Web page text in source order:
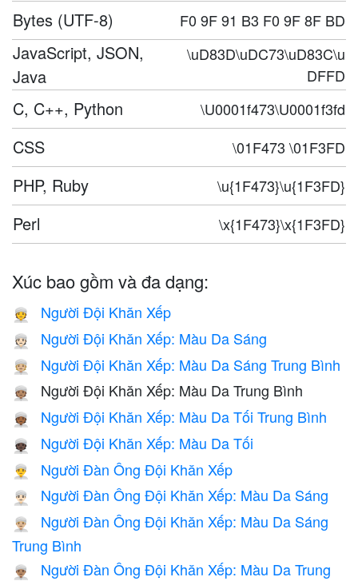
Bytes (UTF-8) F0 9F 91 B3 F0 9F 8F BD
JavaScript, JSON,
Java
\uD83D\uDC73\uD83C\u
DFFD
C, C++, Python \U0001f473\U0001f3fd
CSS \01F473 \01F3FD
PHP, Ruby \u{1F473}\u{1F3FD}
Perl \x{1F473}\x{1F3FD}
Xúc bao gồm và đa dạng:
👳 Người Đội Khăn Xếp
👳🏻 Người Đội Khăn Xếp: Màu Da Sáng
👳🏼 Người Đội Khăn Xếp: Màu Da Sáng Trung Bình
👳🏽 Người Đội Khăn Xếp: Màu Da Trung Bình
👳🏾 Người Đội Khăn Xếp: Màu Da Tối Trung Bình
👳🏿 Người Đội Khăn Xếp: Màu Da Tối
👳‍♂️ Người Đàn Ông Đội Khăn Xếp
👳🏻‍♂️ Người Đàn Ông Đội Khăn Xếp: Màu Da Sáng
👳🏼‍♂️
Người Đàn Ông Đội Khăn Xếp: Màu Da Sáng
Trung Bình
👳🏽‍♂️
Người Đàn Ông Đội Khăn Xếp: Màu Da Trung